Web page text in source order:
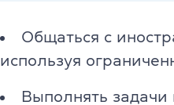
Общаться с
используя
Выполнять задачи